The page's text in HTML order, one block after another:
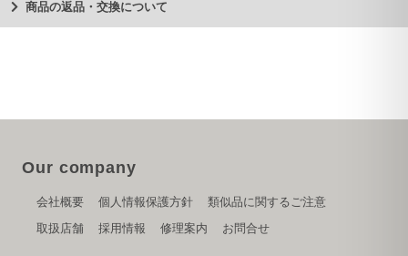
商品の返品・交換について
Our company
会社概要 個人情報保護方針
類似品に関するご注意
取扱店舗
採用情報 修理案内 お問合せ